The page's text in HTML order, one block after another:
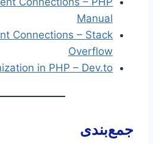
Manual
Connections – Stack
Overflow
in PHP – Dev.to
جمع‌بندی